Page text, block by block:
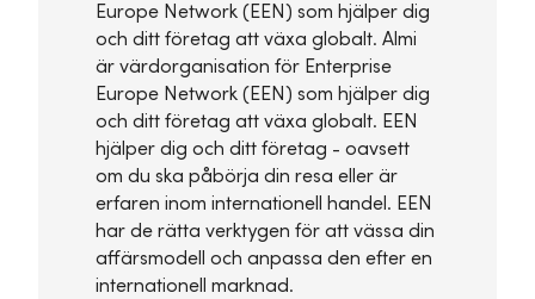
Europe Network (EEN) som hjälper dig
och ditt företag att växa globalt. Almi
är värdorganisation för Enterprise
Europe Network (EEN) som hjälper dig
och ditt företag att växa globalt. EEN
hjälper dig och ditt företag - oavsett
om du ska påbörja din resa eller är
erfaren inom internationell handel. EEN
har de rätta verktygen för att vässa din
affärsmodell och anpassa den efter en
internationell marknad.